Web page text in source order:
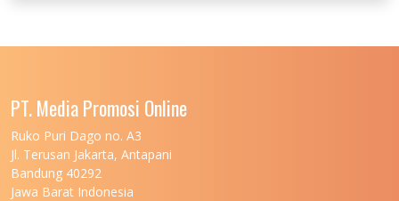
PT. Media Promosi Online
Ruko Puri Dago no. A3
Jl. Terusan Jakarta, Antapani
Bandung 40292
Jawa Barat Indonesia